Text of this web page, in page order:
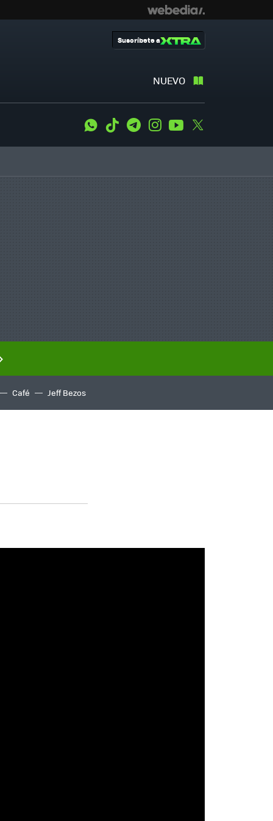
NUEVO
Suscríbete a
WhatsApp
Tiktok TelegramInstagramYoutube
Café Jeff Bezos